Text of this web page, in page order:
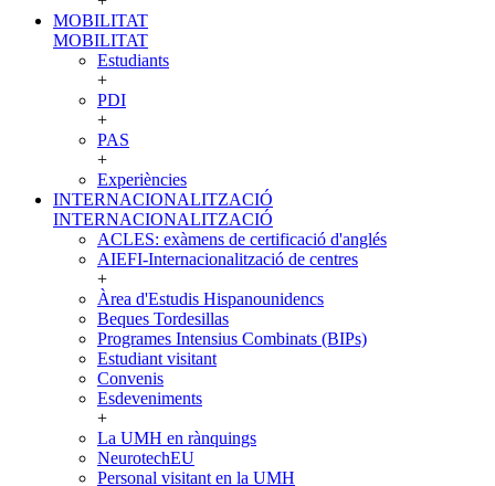
MOBILITAT
MOBILITAT
Estudiants
+
PDI
+
PAS
+
Experiències
INTERNACIONALITZACIÓ
INTERNACIONALITZACIÓ
ACLES: exàmens de certificació d'anglés
AIEFI-Internacionalització de centres
+
Àrea d'Estudis Hispanounidencs
Beques Tordesillas
Programes Intensius Combinats (BIPs)
Estudiant visitant
Convenis
Esdeveniments
+
La UMH en rànquings
NeurotechEU
Personal visitant en la UMH